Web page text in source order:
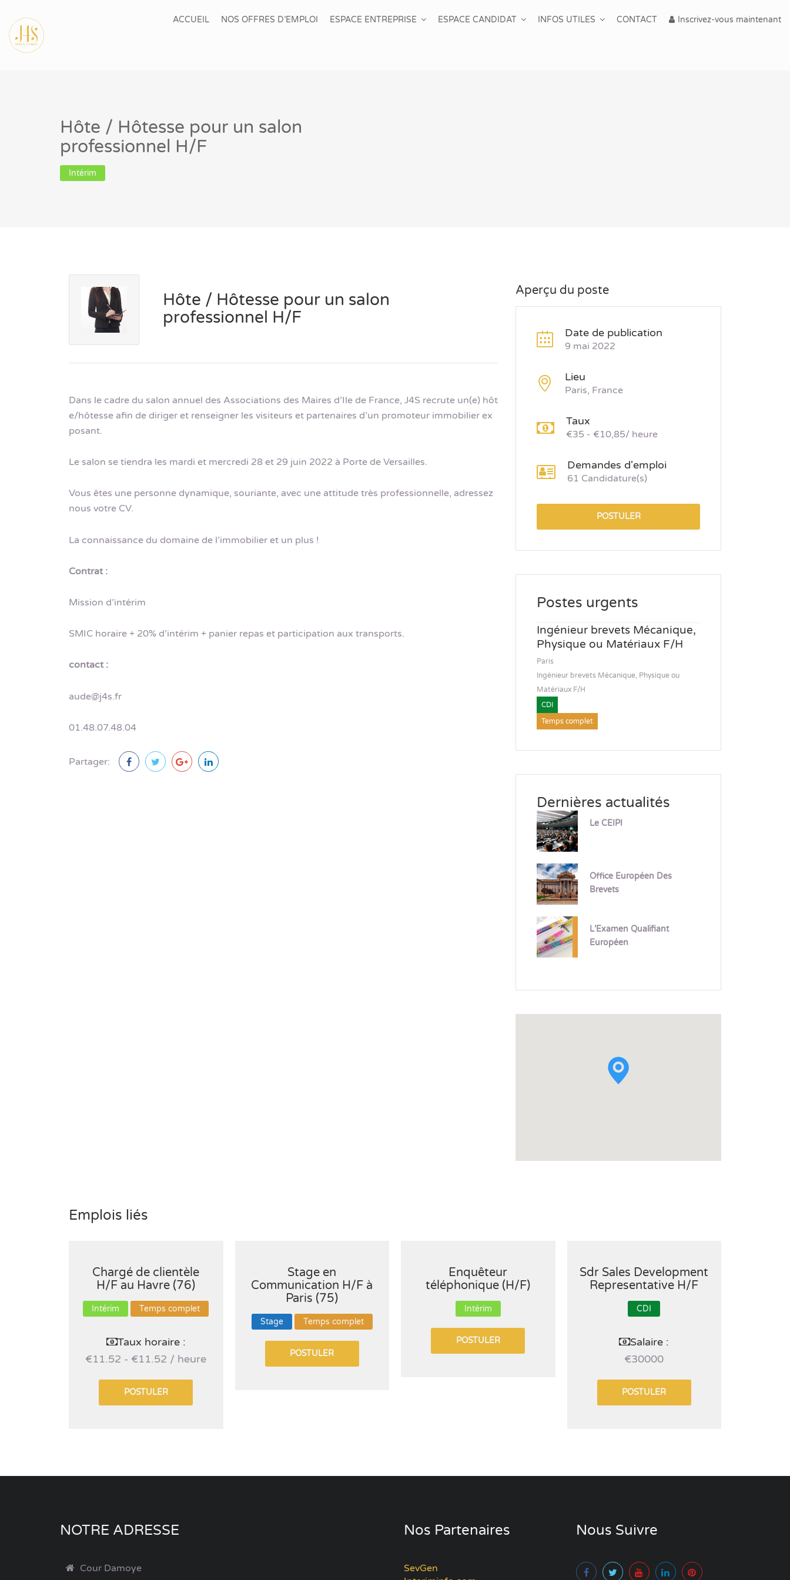
Inscrivez-vous maintenant
ACCUEIL NOS OFFRES D’EMPLOI ESPACE ENTREPRISE ESPACE CANDIDAT INFOS UTILES CONTACT
Hôte / Hôtesse pour un salon
professionnel H/F
Intérim
Hôte / Hôtesse pour un salon
professionnel H/F
Dans le cadre du salon annuel des Associations des Maires d’Ile de France, J4S recrute un(e) hôt
e/hôtesse afin de diriger et renseigner les visiteurs et partenaires d’un promoteur immobilier ex
posant.
Le salon se tiendra les mardi et mercredi 28 et 29 juin 2022 à Porte de Versailles.
Vous êtes une personne dynamique, souriante, avec une attitude très professionnelle, adressez
nous votre CV.
La connaissance du domaine de l’immobilier et un plus !
Contrat :
Mission d’intérim
SMIC horaire + 20% d’intérim + panier repas et participation aux transports.
contact :
aude@j4s.fr
01.48.07.48.04
Partager:
Aperçu du poste
Date de publication
9 mai 2022
Lieu
Paris, France
Taux
€35 - €10,85/ heure
Demandes d'emploi
61 Candidature(s)
POSTULER
Postes urgents
Ingénieur brevets Mécanique,
Physique ou Matériaux F/H
Paris
Ingénieur brevets Mécanique, Physique ou
Matériaux F/H
CDI
Temps complet
Dernières actualités
Le CEIPI
Office Européen Des
Brevets
L’Examen Qualifiant
Européen
Emplois liés
Chargé de clientèle
H/F au Havre (76)
Intérim Temps complet
Taux horaire :
€11.52 - €11.52 / heure
POSTULER
Stage en
Communication H/F à
Paris (75)
Stage Temps complet
POSTULER
Enquêteur
téléphonique (H/F)
Intérim
POSTULER
Sdr Sales Development
Representative H/F
CDI
Salaire :
€30000
POSTULER
NOTRE ADRESSE
Cour Damoye
Nos Partenaires
SevGen
Nous Suivre